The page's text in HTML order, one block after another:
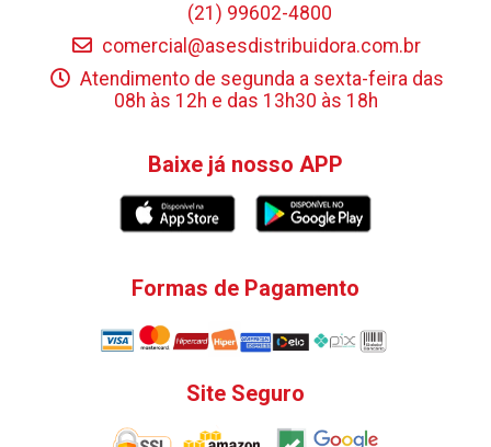
(21) 99602-4800
comercial@asesdistribuidora.com.br
Atendimento de segunda a sexta-feira das
08h às 12h e das 13h30 às 18h
Baixe já nosso APP
Formas de Pagamento
Site Seguro